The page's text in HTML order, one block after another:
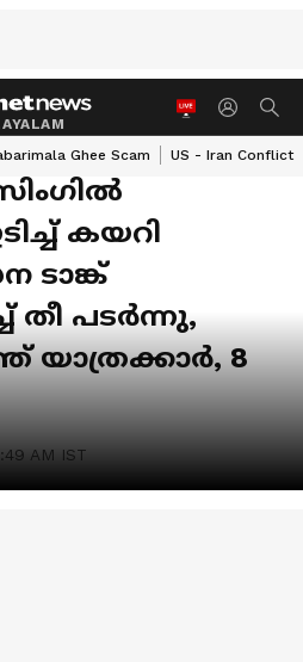
Ghee Scam US - Iran Conflict
കയറി
ടാങ്ക്
തീ പടർന്നു,
യാത്രക്കാർ, 8
AM IST